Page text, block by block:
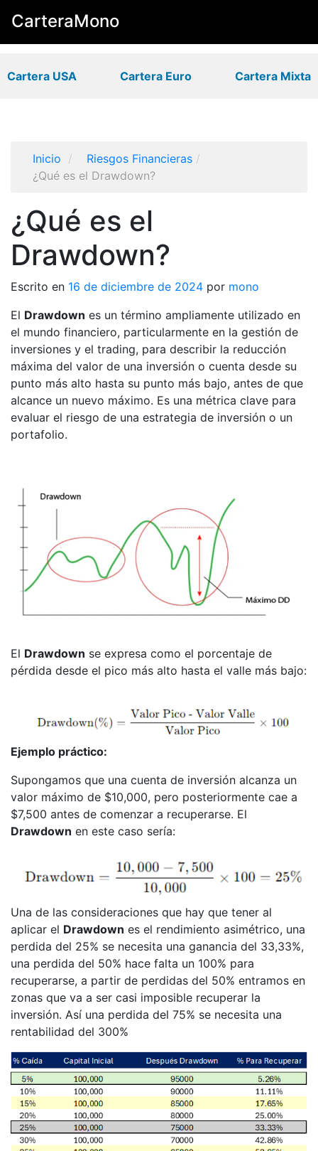
CarteraMono
Cartera USA Cartera Euro Cartera Mixta
Inicio / Riesgos Financieras /
¿Qué es el Drawdown?
¿Qué es el
Drawdown?
Escrito en 16 de diciembre de 2024 por mono
El Drawdown es un término ampliamente utilizado en
el mundo financiero, particularmente en la gestión de
inversiones y el trading, para describir la reducción
máxima del valor de una inversión o cuenta desde su
punto más alto hasta su punto más bajo, antes de que
alcance un nuevo máximo. Es una métrica clave para
evaluar el riesgo de una estrategia de inversión o un
portafolio.
El Drawdown se expresa como el porcentaje de
pérdida desde el pico más alto hasta el valle más bajo:
Ejemplo práctico:
Supongamos que una cuenta de inversión alcanza un
valor máximo de $10,000, pero posteriormente cae a
$7,500 antes de comenzar a recuperarse. El
Drawdown en este caso sería:
Una de las consideraciones que hay que tener al
aplicar el Drawdown es el rendimiento asimétrico, una
perdida del 25% se necesita una ganancia del 33,33%,
una perdida del 50% hace falta un 100% para
recuperarse, a partir de perdidas del 50% entramos en
zonas que va a ser casi imposible recuperar la
inversión. Así una perdida del 75% se necesita una
rentabilidad del 300%